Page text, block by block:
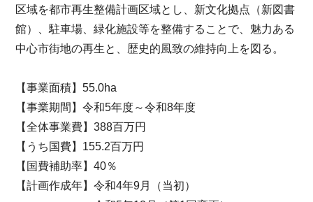
区域を都市再生整備計画区域とし、新文化拠点（新図書
館）、駐車場、緑化施設等を整備することで、魅力ある
中心市街地の再生と、歴史的風致の維持向上を図る。
【事業面積】55.0ha
【事業期間】令和5年度～令和8年度
【全体事業費】388百万円
【うち国費】155.2百万円
【国費補助率】40％
【計画作成年】令和4年9月（当初）